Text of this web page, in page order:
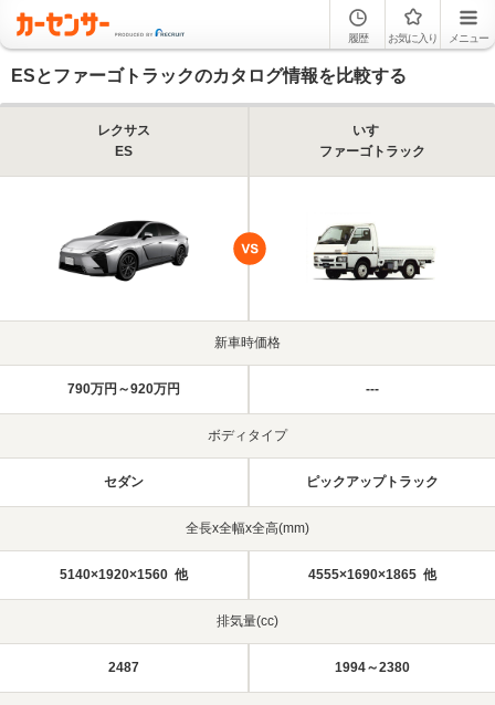
履歴 お気に入り メニュー
ESとファーゴトラックのカタログ情報を比較する
レクサス
ES
いすゞ
ファーゴトラック
新車時価格
790万円～920万円 ---
ボディタイプ
セダン ピックアップトラック
全長x全幅x全高(mm)
5140×1920×1560 他 4555×1690×1865 他
排気量(cc)
2487 1994～2380